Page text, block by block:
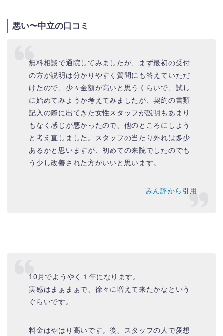
悪い〜中立の口コミ
無料相談で通院してみましたが、まず最初の受付
の方が説明は分かりやすく質問にも答えていただ
けたので、少々金額が高いと思うくらいで、試し
に始めてみようか考えてみましたが、契約の書類
記入の際に出てきた女性スタッフが説明もあまり
もなく感じが悪かったので、他のところにしよう
と考え直しました。スタッフの当たり外れは多少
あるかと思いますが、初めての来院でしたのでも
う少し改善された方がいいと思います。
みん評から引用
10月でようやく１年になります。
実感はまぁまぁで、徐々に増えて来たかなという
ぐらいです。
料金はやはり高いです。後、スタッフの人で愛想